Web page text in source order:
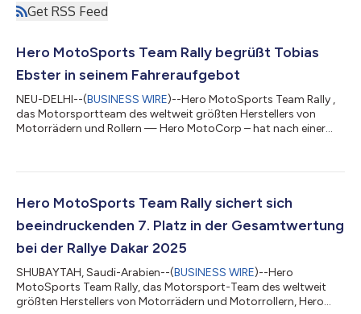
Get RSS Feed
Hero MotoSports Team Rally begrüßt Tobias
Ebster in seinem Fahreraufgebot
NEU-DELHI--(BUSINESS WIRE)--Hero MotoSports Team Rally ,
das Motorsportteam des weltweit größten Herstellers von
Motorrädern und Rollern — Hero MotoCorp – hat nach einer
Fahreraufgebot aufgenommen. Der 27-jährige Tobias Ebster
vielversprechendsten Nachwuchsstars im Rallyesport. Er
bestritt sein erstes Rallye-Rennen vor nur vier Jahr...
Hero MotoSports Team Rally sichert sich
beeindruckenden 7. Platz in der Gesamtwertung
bei der Rallye Dakar 2025
SHUBAYTAH, Saudi-Arabien--(BUSINESS WIRE)--Hero
MotoSports Team Rally, das Motorsport-Team des weltweit
größten Herstellers von Motorrädern und Motorrollern, Hero